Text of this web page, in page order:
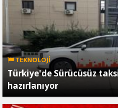
TEKNOLOJİ
Türkiye'de Sürücüsüz
hazırlanıyor